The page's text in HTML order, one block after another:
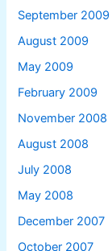
September 2009
August 2009
May 2009
February 2009
November 2008
August 2008
July 2008
May 2008
December 2007
October 2007